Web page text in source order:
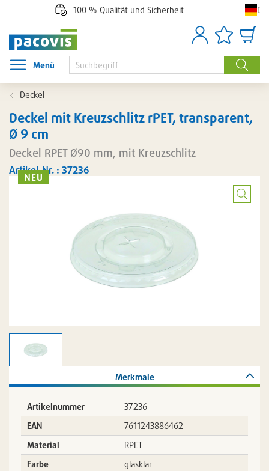
100 % Qualität und Sicherheit
Suche
AnmeldenArtikellisten
Menü
Menü öffnen
Deckel
Deckel mit Kreuzschlitz rPET, transparent,
Ø 9 cm
Deckel RPET Ø90 mm, mit Kreuzschlitz
Artikel-Nr. : 37236
NEU
Bild
Merkmale
Artikelnummer
37236
EAN
7611243886462
Material
RPET
Farbe
glasklar